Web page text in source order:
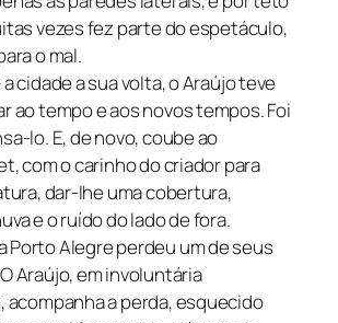
vezes fez parte do espetáculo,
o mal.
cidade a sua volta, o Araújo teve
ao tempo e aos novos tempos. Foi
lo. E, de novo, coube ao
com o carinho do criador para
dar-lhe uma cobertura,
e o ruído do lado de fora.
Porto Alegre perdeu um de seus
Araújo, em involuntária
acompanha a perda, esquecido